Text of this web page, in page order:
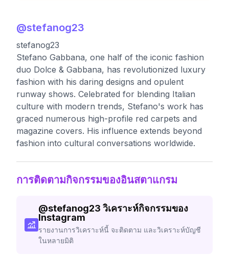
@stefanog23
stefanog23
Stefano Gabbana, one half of the iconic fashion
duo Dolce & Gabbana, has revolutionized luxury
fashion with his daring designs and opulent
runway shows. Celebrated for blending Italian
culture with modern trends, Stefano's work has
graced numerous high-profile red carpets and
magazine covers. His influence extends beyond
fashion into cultural conversations worldwide.
การติดตามกิจกรรมของอินสตาแกรม
@stefanog23 วิเคราะห์กิจกรรมของ
Instagram
รายงานการวิเคราะห์นี้ จะติดตาม และวิเคราะห์บัญชี
ในหลายมิติ